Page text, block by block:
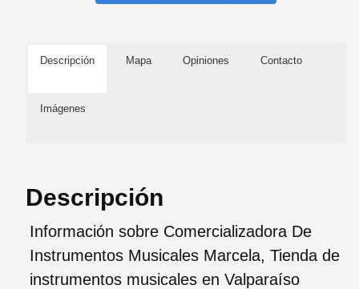
Descripción Mapa Opiniones Contacto
Imágenes
Descripción
Información sobre Comercializadora De
Instrumentos Musicales Marcela, Tienda de
instrumentos musicales en Valparaíso